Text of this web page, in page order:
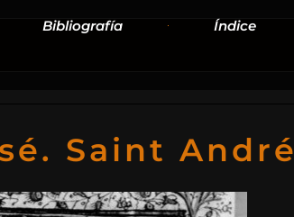
Bibliografía Índice
Saint André